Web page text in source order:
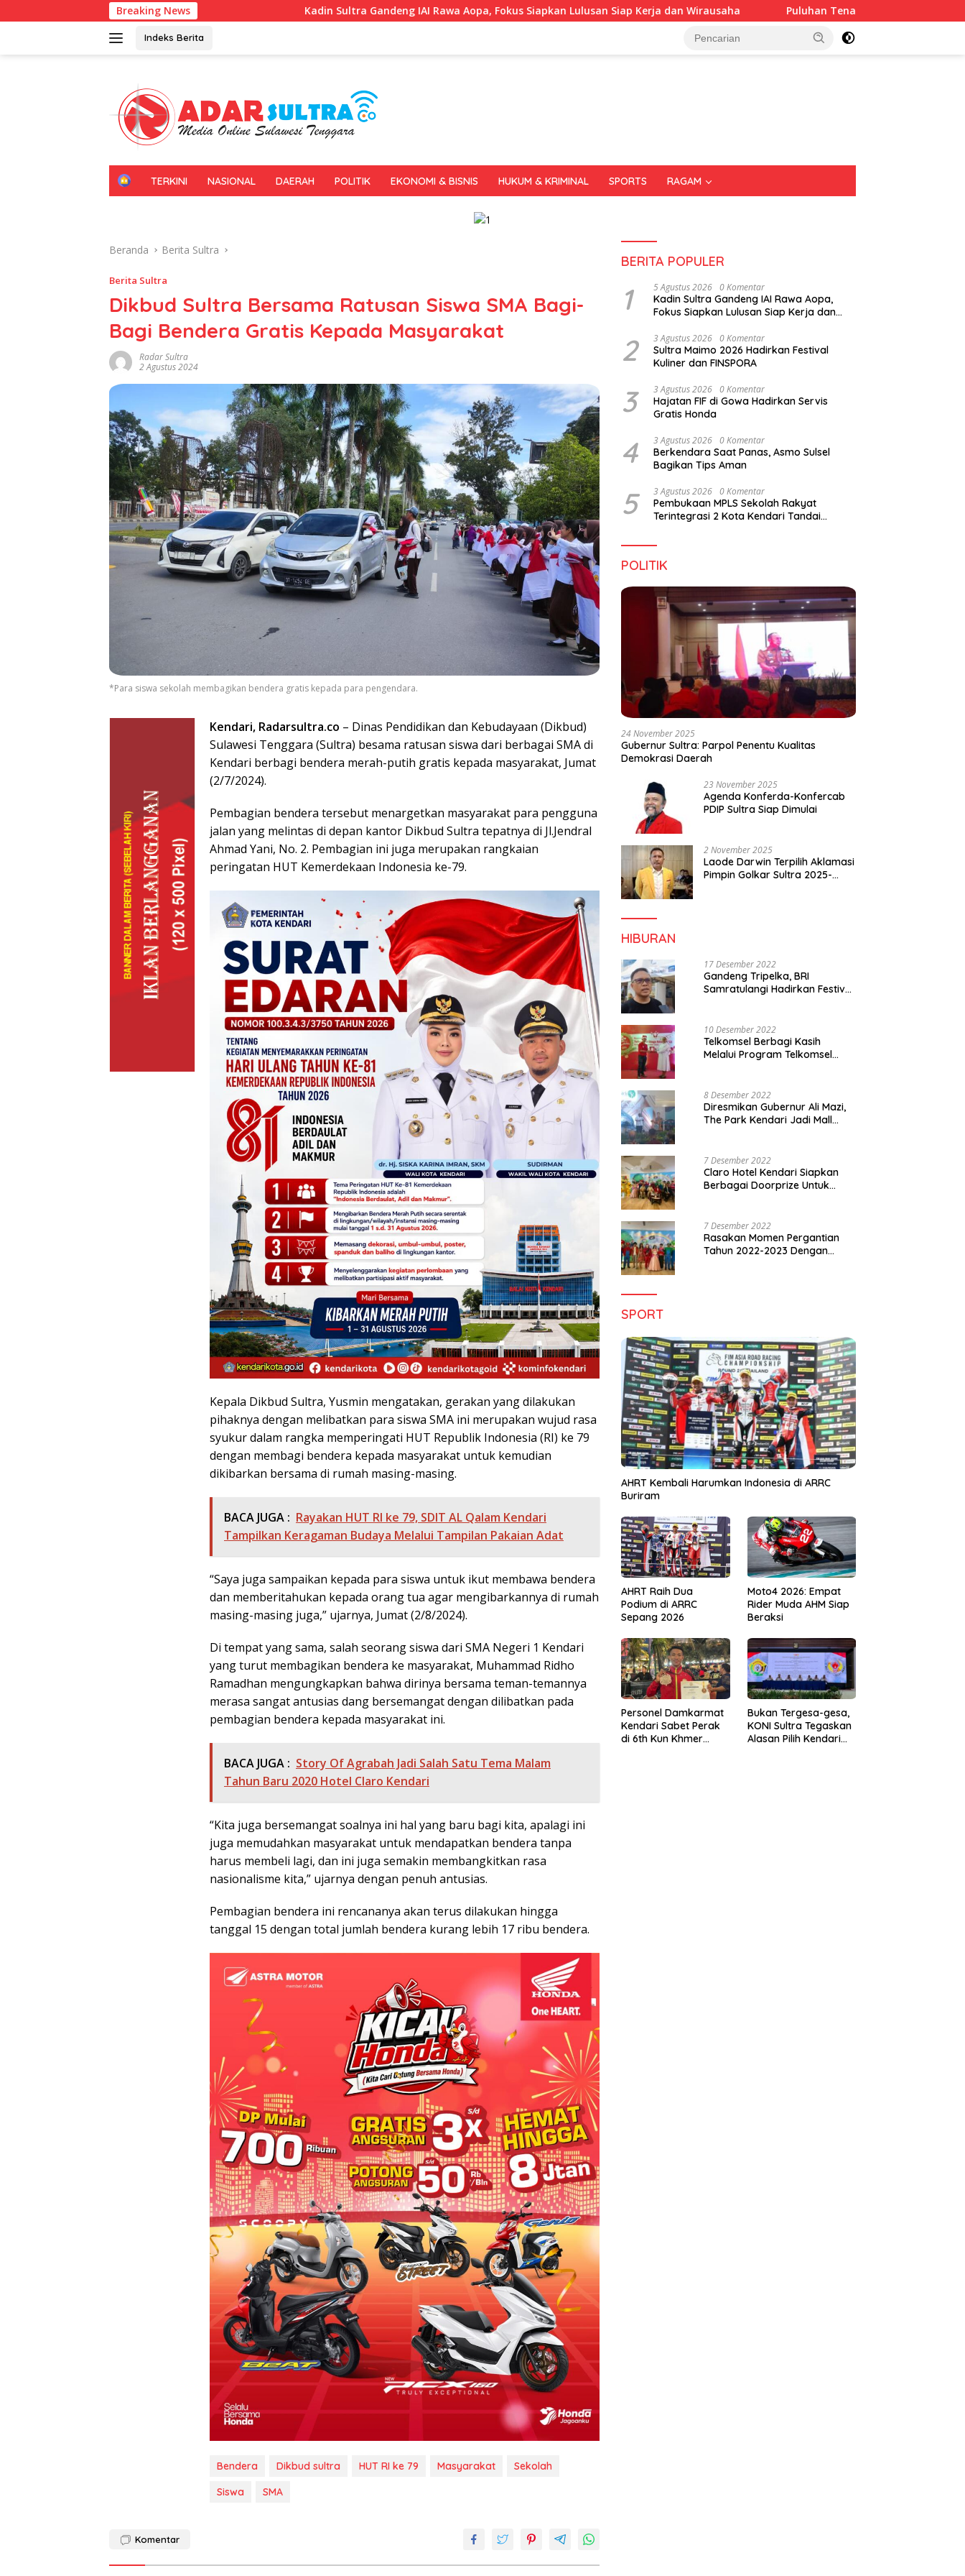
ke
Breaking News Kadin Sultra Gandeng IAI Rawa Aopa, Fokus Siapkan Lulusan Siap Kerja dan Wirausaha Puluhan Tenant Ramaikan Festival Kuliner Sultra Maimo
Indeks Berita
H
TERKINI NASIONAL DAERAH POLITIK EKONOMI & BISNIS HUKUM & KRIMINAL SPORTS RAGAM
Beranda Berita Sultra
Berita Sultra
Dikbud Sultra Bersama Ratusan Siswa SMA Bagi-
Bagi Bendera Gratis Kepada Masyarakat
Radar Sultra
2 Agustus 2024
*Para siswa sekolah membagikan bendera gratis kepada para pengendara.
Kendari, Radarsultra.co – Dinas Pendidikan dan Kebudayaan (Dikbud)
Sulawesi Tenggara (Sultra) besama ratusan siswa dari berbagai SMA di
Kendari berbagi bendera merah-putih gratis kepada masyarakat, Jumat
(2/7/2024).
Pembagian bendera tersebut menargetkan masyarakat para pengguna
jalan yang melintas di depan kantor Dikbud Sultra tepatnya di Jl.Jendral
Ahmad Yani, No. 2. Pembagian ini juga merupakan rangkaian
peringatan HUT Kemerdekaan Indonesia ke-79.
Kepala Dikbud Sultra, Yusmin mengatakan, gerakan yang dilakukan
pihaknya dengan melibatkan para siswa SMA ini merupakan wujud rasa
syukur dalam rangka memperingati HUT Republik Indonesia (RI) ke 79
dengan membagi bendera kepada masyarakat untuk kemudian
dikibarkan bersama di rumah masing-masing.
BACA JUGA : Rayakan HUT RI ke 79, SDIT AL Qalam Kendari
Tampilkan Keragaman Budaya Melalui Tampilan Pakaian Adat
“Saya juga sampaikan kepada para siswa untuk ikut membawa bendera
dan memberitahukan kepada orang tua agar mengibarkannya di rumah
masing-masing juga,” ujarnya, Jumat (2/8/2024).
Di tempat yang sama, salah seorang siswa dari SMA Negeri 1 Kendari
yang turut membagikan bendera ke masyarakat, Muhammad Ridho
Ramadhan mengungkapkan bahwa dirinya bersama teman-temannya
merasa sangat antusias dang bersemangat dengan dilibatkan pada
pembagian bendera kepada masyarakat ini.
BACA JUGA : Story Of Agrabah Jadi Salah Satu Tema Malam
Tahun Baru 2020 Hotel Claro Kendari
“Kita juga bersemangat soalnya ini hal yang baru bagi kita, apalagi ini
juga memudahkan masyarakat untuk mendapatkan bendera tanpa
harus membeli lagi, dan ini juga semakin membangkitkan rasa
nasionalisme kita,” ujarnya dengan penuh antusias.
Pembagian bendera ini rencananya akan terus dilakukan hingga
tanggal 15 dengan total jumlah bendera kurang lebih 17 ribu bendera.
Bendera Dikbud sultra HUT RI ke 79 Masyarakat
Sekolah
Siswa
SMA
Komentar
BERITA POPULER
1 5 Agustus 2026 0 Komentar
Kadin Sultra Gandeng IAI Rawa Aopa,
Fokus Siapkan Lulusan Siap Kerja dan
2 3 Agustus 2026 0 Komentar
Sultra Maimo 2026 Hadirkan Festival
Kuliner dan FINSPORA
3 3 Agustus 2026 0 Komentar
Hajatan FIF di Gowa Hadirkan Servis
Gratis Honda
4 3 Agustus 2026 0 Komentar
Berkendara Saat Panas, Asmo Sulsel
Bagikan Tips Aman
5 3 Agustus 2026 0 Komentar
Pembukaan MPLS Sekolah Rakyat
Terintegrasi 2 Kota Kendari Tandai
POLITIK
24 November 2025
Gubernur Sultra: Parpol Penentu Kualitas
Demokrasi Daerah
23 November 2025
Agenda Konferda-Konfercab
PDIP Sultra Siap Dimulai
2 November 2025
Laode Darwin Terpilih Aklamasi
Pimpin Golkar Sultra 2025-
HIBURAN
17 Desember 2022
Gandeng Tripelka, BRI
Samratulangi Hadirkan Festival
10 Desember 2022
Telkomsel Berbagi Kasih
Melalui Program Telkomsel
8 Desember 2022
Diresmikan Gubernur Ali Mazi,
The Park Kendari Jadi Mall
7 Desember 2022
Claro Hotel Kendari Siapkan
Berbagai Doorprize Untuk
7 Desember 2022
Rasakan Momen Pergantian
Tahun 2022-2023 Dengan
SPORT
AHRT Kembali Harumkan Indonesia di ARRC
Buriram
AHRT Raih Dua
Podium di ARRC
Sepang 2026
Moto4 2026: Empat
Rider Muda AHM Siap
Beraksi
Personel Damkarmat
Kendari Sabet Perak
di 6th Kun Khmer
Bukan Tergesa-gesa,
KONI Sultra Tegaskan
Alasan Pilih Kendari